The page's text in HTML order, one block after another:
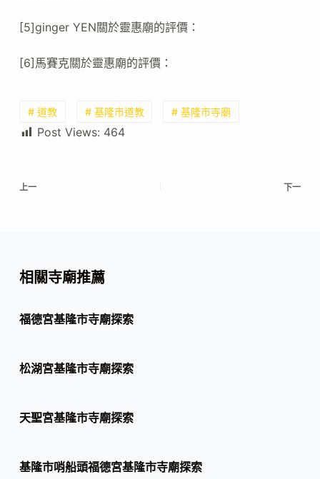
[5]ginger YEN關於靈惠廟的評價：
[6]馬賽克關於靈惠廟的評價：
# 道教 # 基隆市道教 # 基隆市寺廟
Post Views: 464
上一 下一
相關寺廟推薦
福德宮基隆市寺廟探索
松湖宮基隆市寺廟探索
天聖宮基隆市寺廟探索
基隆市哨船頭福德宮基隆市寺廟探索